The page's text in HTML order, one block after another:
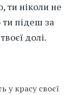
ти ніколи не
підеш за
долі.
у красу своєї